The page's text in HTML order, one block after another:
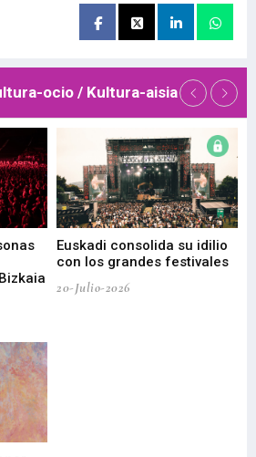
ocio / Kultura-aisia
Euskadi consolida su idilio
con los grandes festivales
20-Julio-2026